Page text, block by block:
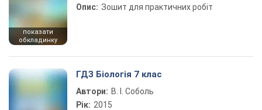
показати
обкладинку
Опис: Зошит для практичних робіт
ГДЗ Біологія 7 клас
Автори: В. І. Соболь
Рік: 2015